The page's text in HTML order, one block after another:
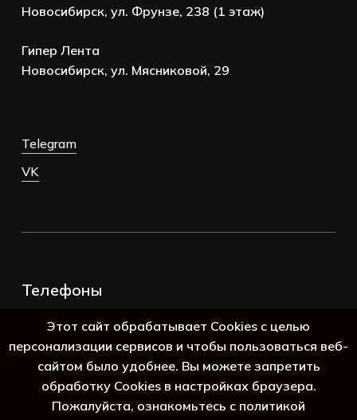
Новосибирск, ул. Фрунзе, 238 (1 этаж)
Гипер Лента
Новосибирск, ул. Мясниковой, 29
Telegram
VK
Телефоны
8 (800) 250-69-39
Этот сайт обрабатывает Cookies с целью
персонализации сервисов и чтобы пользоваться веб-
сайтом было удобнее. Вы можете запретить
обработку Cookies в настройках браузера.
Пожалуйста, ознакомьтесь с политикой